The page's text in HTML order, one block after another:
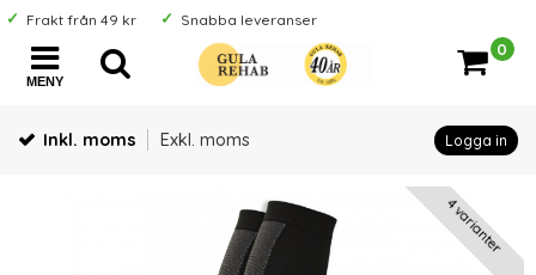
Frakt från 49 kr Snabba leveranser
MENY
0
Inkl. moms Exkl. moms Logga in
4 varianter